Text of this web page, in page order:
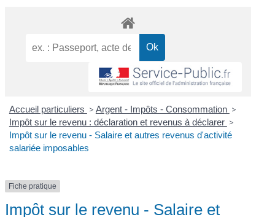
Accueil particuliers > Argent - Impôts - Consommation >
Impôt sur le revenu : déclaration et revenus à déclarer >
Impôt sur le revenu - Salaire et autres revenus d'activité
salariée imposables
Fiche pratique
Impôt sur le revenu - Salaire et